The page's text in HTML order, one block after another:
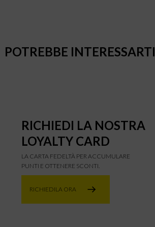
POTREBBE INTERESSARTI
RICHIEDI LA NOSTRA
LOYALTY CARD
LA CARTA FEDELTÀ PER ACCUMULARE
PUNTI E OTTENERE SCONTI.
RICHIEDILA ORA